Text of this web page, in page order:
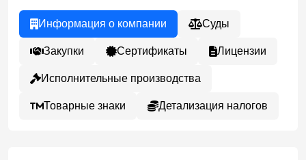
Информация о компании Суды
Закупки Сертификаты Лицензии
Исполнительные производства
Товарные знаки Детализация налогов